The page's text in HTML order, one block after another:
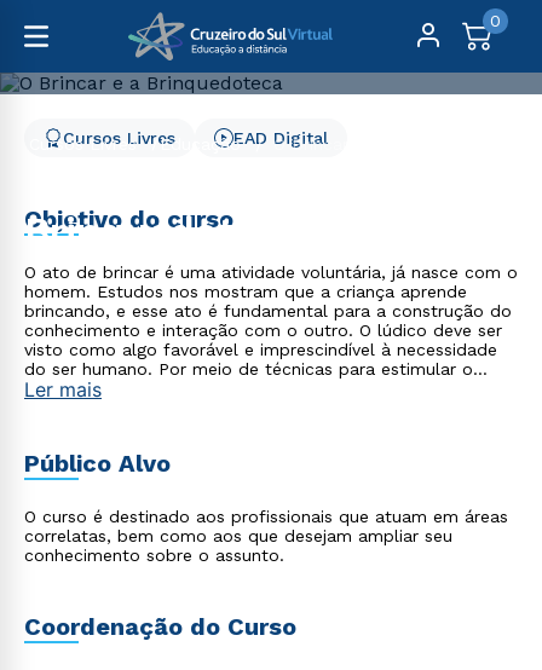
0
Cursos Livres Educação O Brincar e a Brinquedoteca
Brinquedoteca
Cursos Livres EAD Digital
Objetivo do curso
O ato de brincar é uma atividade voluntária, já nasce com o
homem. Estudos nos mostram que a criança aprende
brincando, e esse ato é fundamental para a construção do
conhecimento e interação com o outro. O lúdico deve ser
visto como algo favorável e imprescindível à necessidade
do ser humano. Por meio de técnicas para estimular o
desenvolvimento integral infantil, a valorização do brincar e
desenvolvimento infantil.
Ler mais
Público Alvo
O curso é destinado aos profissionais que atuam em áreas
correlatas, bem como aos que desejam ampliar seu
conhecimento sobre o assunto.
Coordenação do Curso